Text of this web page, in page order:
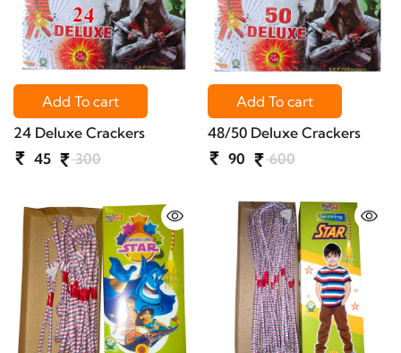
Add To cart
24 Deluxe Crackers
45
300
Add To cart
48/50 Deluxe Crackers
90
600